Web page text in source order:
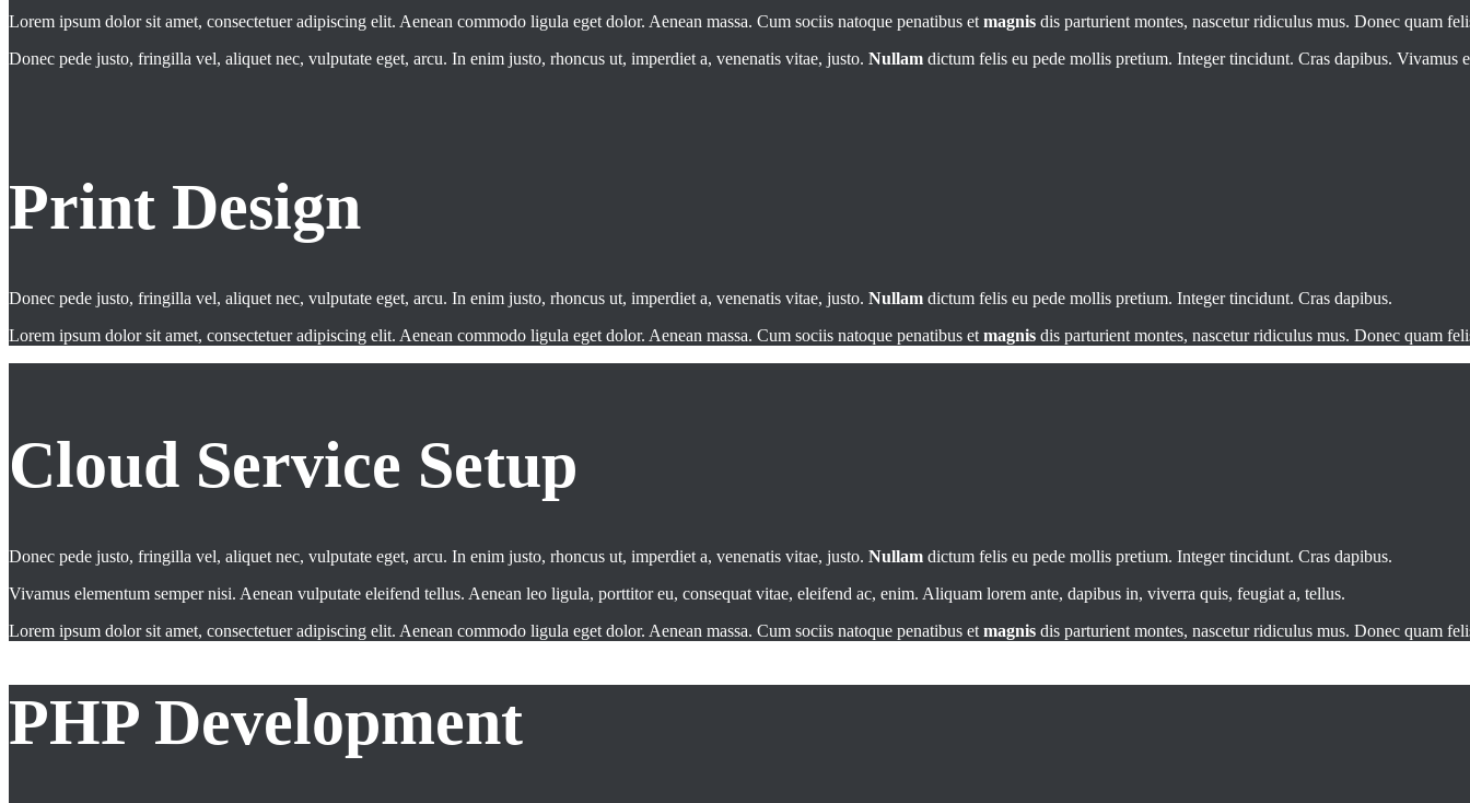
Lorem ipsum dolor sit amet, consectetuer adipiscing elit. Aenean commodo ligula eget dolor. Aenean massa. Cum sociis natoque penatibus et magnis dis parturient montes, nascetur ridiculus mus. Donec quam
Donec pede justo, fringilla vel, aliquet nec, vulputate eget, arcu. In enim justo, rhoncus ut, imperdiet a, venenatis vitae, justo. Nullam dictum felis eu pede mollis pretium. Integer tincidunt. Cras dapibus.
Print Design
Donec pede justo, fringilla vel, aliquet nec, vulputate eget, arcu. In enim justo, rhoncus ut, imperdiet a, venenatis vitae, justo. Nullam dictum felis eu pede mollis pretium. Integer tincidunt. Cras dapibus.
Lorem ipsum dolor sit amet, consectetuer adipiscing elit. Aenean commodo ligula eget dolor. Aenean massa. Cum sociis natoque penatibus etmagnis dis parturient montes, nascetur ridiculus mus. Donec quam
Cloud Service Setup
Donec pede justo, fringilla vel, aliquet nec, vulputate eget, arcu. In enim justo, rhoncus ut, imperdiet a, venenatis vitae, justo. Nullam dictum felis eu pede mollis pretium. Integer tincidunt. Cras dapibus.
Vivamus elementum semper nisi. Aenean vulputate eleifend tellus. Aenean leo ligula, porttitor eu, consequat vitae, eleifend ac, enim. Aliquam lorem ante, dapibus in, viverra quis, feugiat a, tellus.
Lorem ipsum dolor sit amet, consectetuer adipiscing elit. Aenean commodo ligula eget dolor. Aenean massa. Cum sociis natoque penatibus et magnis dis parturient montes, nascetur ridiculus mus. Donec quam
PHP Development